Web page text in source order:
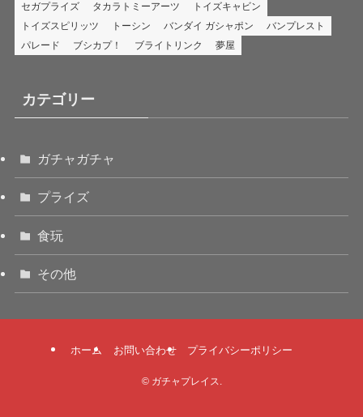
セガプライズ
タカラトミーアーツ
トイズキャビン
トイズスピリッツ
トーシン バンダイ ガシャポン
バンプレスト
パレード
ブシカプ！ ブライトリンク 夢屋
カテゴリー
ガチャガチャ
プライズ
食玩
その他
ホーム お問い合わせ プライバシーポリシー
©ガチャプレイス.